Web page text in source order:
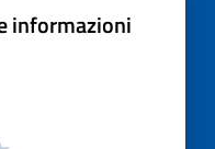
informazioni